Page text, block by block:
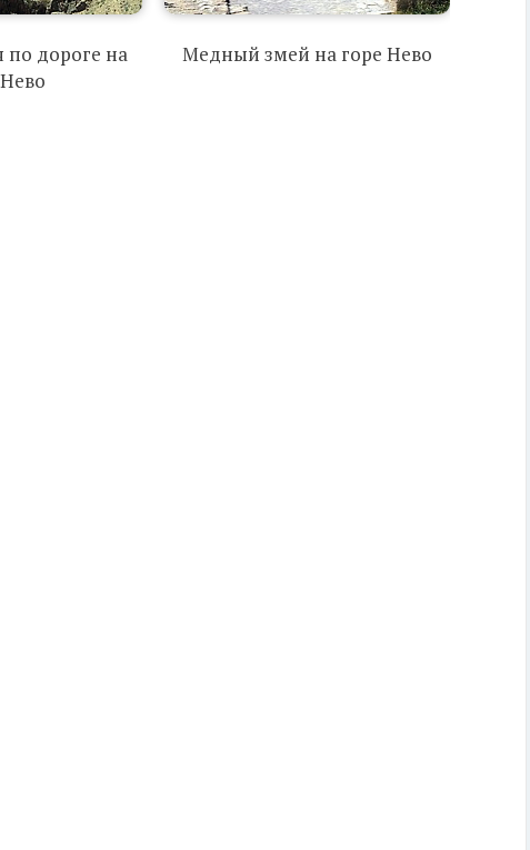
по дороге на
Медный змей на горе Нево